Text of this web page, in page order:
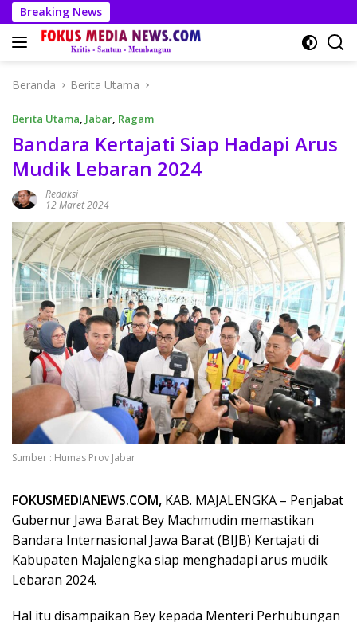
Langsung
ke
konten
Breaking News
Beranda Berita Utama
Berita Utama, Jabar, Ragam
Bandara Kertajati Siap Hadapi Arus
Mudik Lebaran 2024
Redaksi
12 Maret 2024
Sumber : Humas Prov Jabar
FOKUSMEDIANEWS.COM, KAB. MAJALENGKA – Penjabat
Gubernur Jawa Barat Bey Machmudin memastikan
Bandara Internasional Jawa Barat (BIJB) Kertajati di
Kabupaten Majalengka siap menghadapi arus mudik
Lebaran 2024.
Hal itu disampaikan Bey kepada Menteri Perhubungan